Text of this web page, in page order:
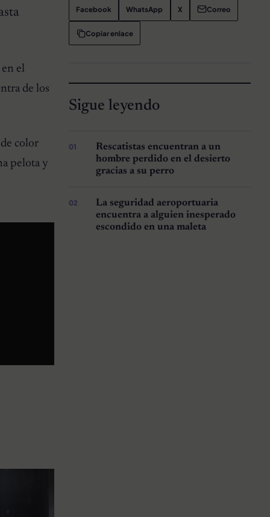
el
de los
color
pelota y
Facebook WhatsApp X Correo
Copiar enlace
Sigue leyendo
Rescatistas encuentran a un
hombre perdido en el desierto
gracias a su perro
La seguridad aeroportuaria
encuentra a alguien inesperado
escondido en una maleta